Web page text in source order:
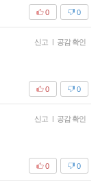
0
0
신고 | 공감 확인
0
0
신고 | 공감 확인
0
0